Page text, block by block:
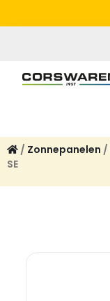
/ Zonnepanelen /
SE